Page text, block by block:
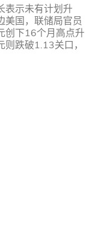
表示未有计划升
美国，联储局官员
创下16个月高点升
跌破1.13关口，